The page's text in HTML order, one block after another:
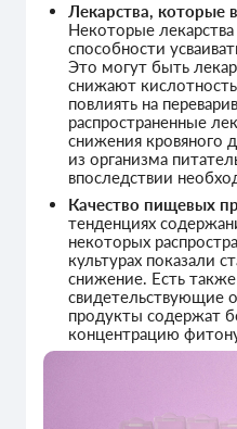
Лекарства, которые
Некоторые
способности
Это могут быть
снижают
повлиять на
распространенные
снижения кровяного
из организма
впоследствии
Качество пищевых
тенденциях
некоторых
культурах показали
снижение. Есть
свидетельствующие
продукты содержат
концентрацию